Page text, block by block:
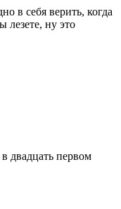
в себя верить, когда
лезете, ну это
двадцать первом